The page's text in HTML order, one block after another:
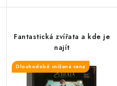
Fantastická zvířata a kde je
najít
Dlouhodobě snížená cena